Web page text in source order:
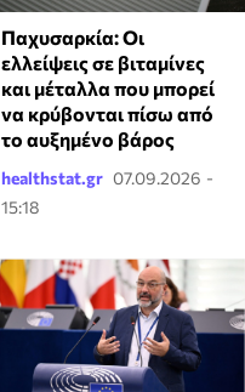
Παχυσαρκία: Οι
ελλείψεις σε βιταμίνες
και μέταλλα που μπορεί
να κρύβονται πίσω από
το αυξημένο βάρος
healthstat.gr 07.09.2026 -
15:18